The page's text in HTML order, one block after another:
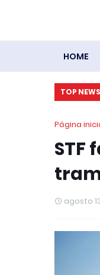
HOME
TOP NEWS
Página
STF
agosto